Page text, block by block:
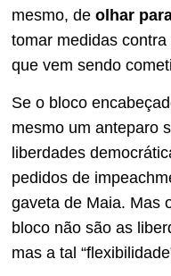
mesmo, de olhar
tomar medidas
que vem sendo
Se o bloco
mesmo um anteparo
liberdades
pedidos de
gaveta de Maia. Mas
bloco não são as
mas a tal